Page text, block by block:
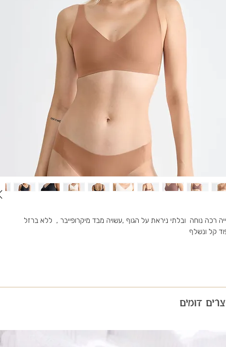
רכה נוחה ובלתי ניראת על הגוף ,עשויה מבד מיקרופייבר , ללא ברזל
קל ונשלף
דומים